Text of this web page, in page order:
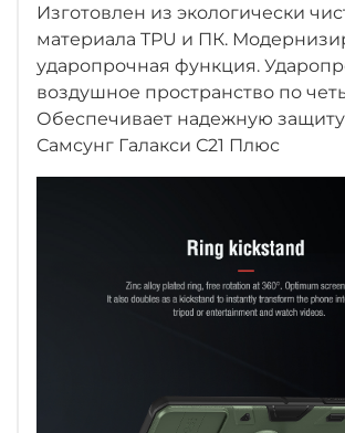
Изготовлен из экологически
материала TPU и ПК.
ударопрочная функция.
воздушное пространство по
Обеспечивает надежную
Самсунг Галакси С21 Плюс